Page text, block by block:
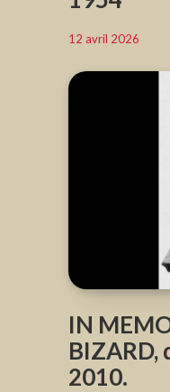
12 avril 2026
IN
BIZARD,
2010.